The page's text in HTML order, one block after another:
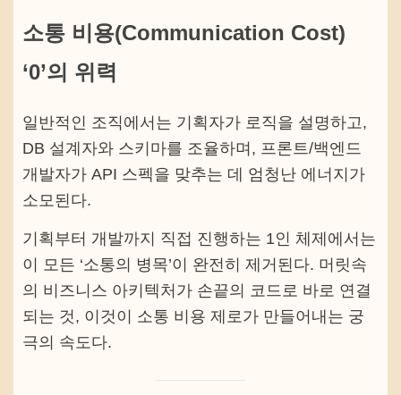
소통 비용(Communication Cost)
‘0’의 위력
일반적인 조직에서는 기획자가 로직을 설명하고,
DB 설계자와 스키마를 조율하며, 프론트/백엔드
개발자가 API 스펙을 맞추는 데 엄청난 에너지가
소모된다.
기획부터 개발까지 직접 진행하는 1인 체제에서는
이 모든 ‘소통의 병목’이 완전히 제거된다. 머릿속
의 비즈니스 아키텍처가 손끝의 코드로 바로 연결
되는 것, 이것이 소통 비용 제로가 만들어내는 궁
극의 속도다.